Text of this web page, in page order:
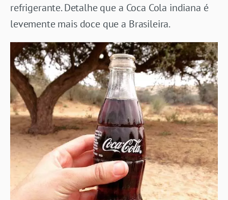
refrigerante. Detalhe que a Coca Cola indiana é
levemente mais doce que a Brasileira.